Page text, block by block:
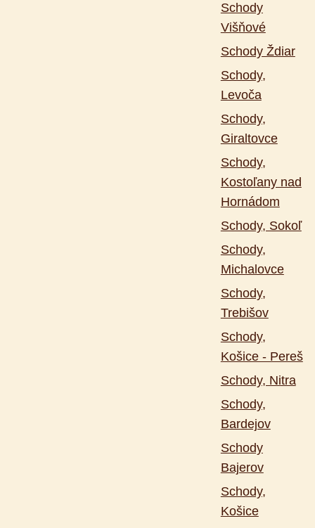
Schody
Višňové
Schody Ždiar
Schody,
Levoča
Schody,
Giraltovce
Schody,
Kostoľany nad
Hornádom
Schody, Sokoľ
Schody,
Michalovce
Schody,
Trebišov
Schody,
Košice - Pereš
Schody, Nitra
Schody,
Bardejov
Schody
Bajerov
Schody,
Košice